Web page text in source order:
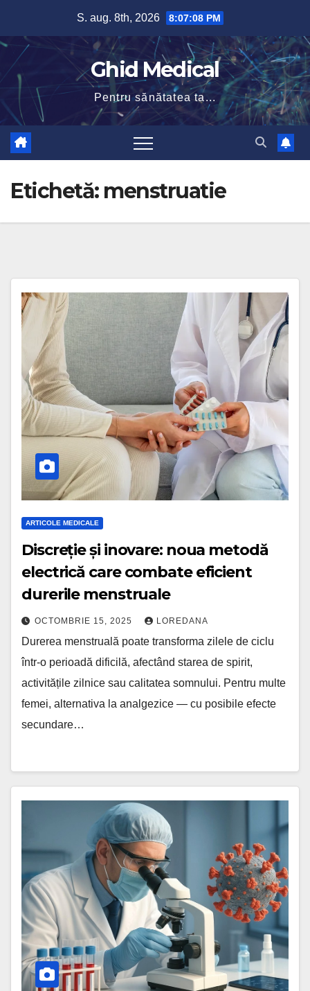
content
S. aug. 8th, 2026 8:07:09 PM
Ghid Medical
Pentru sănătatea ta...
Etichetă: menstruatie
ARTICOLE MEDICALE
Discreție și inovare: noua metodă
electrică care combate eficient
durerile menstruale
OCTOMBRIE 15, 2025 LOREDANA
Durerea menstruală poate transforma zilele de ciclu
într-o perioadă dificilă, afectând starea de spirit,
activitățile zilnice sau calitatea somnului. Pentru multe
femei, alternativa la analgezice — cu posibile efecte
secundare…